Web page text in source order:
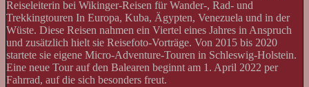
Reiseleiterin bei Wikinger-Reisen für Wander-, Rad- und
Trekkingtouren In Europa, Kuba, Ägypten, Venezuela und in der
Wüste. Diese Reisen nahmen ein Viertel eines Jahres in Anspruch
und zusätzlich hielt sie Reisefoto-Vorträge. Von 2015 bis 2020
startete sie eigene Micro-Adventure-Touren in Schleswig-Holstein.
Eine neue Tour auf den Balearen beginnt am 1. April 2022 per
Fahrrad, auf die sich besonders freut.